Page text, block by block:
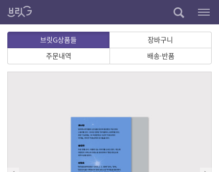
브릿G상품들
장바구니
주문내역
배송·반품